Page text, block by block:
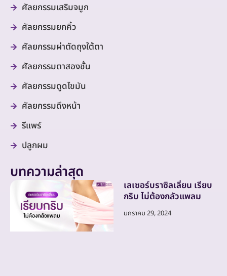
ศัลยกรรมเสริมจมูก
ศัลยกรรมยกคิ้ว
ศัลยกรรมผ่าตัดถุงใต้ตา
ศัลยกรรมตาสองชั้น
ศัลยกรรมดูดไขมัน
ศัลยกรรมดึงหน้า
รีแพร์
ปลูกผม
บทความล่าสุด
เลเซอร์บราซิลเลี่ยน เรียบ
กริบ ไม่ต้องกลัวแพลม
มกราคม 29, 2024